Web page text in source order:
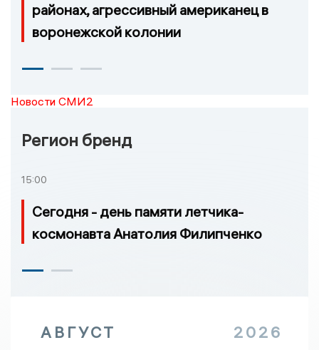
районах, агрессивный американец в
воронежской колонии
Новости СМИ2
Регион бренд
15:00
Сегодня - день памяти летчика-
космонавта Анатолия Филипченко
АВГУСТ 2026